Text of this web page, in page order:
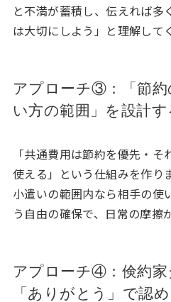
と不満が蓄積し、伝えれば
は大切にしよう」と理解して
アプローチ③：「節約
い方の範囲」を設計す
「共通費用は節約を優先・
使える」という仕組みを作り
小遣いの範囲内なら相手の使
う自由の確保で、日常の摩擦
アプローチ④：倹約家
「ありがとう」で認